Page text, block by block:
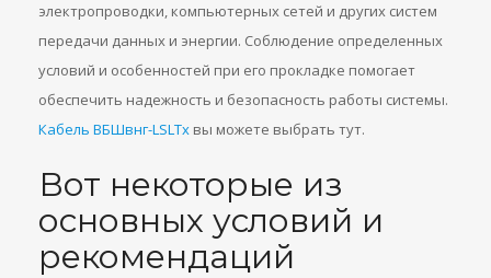
электропроводки, компьютерных сетей и других систем
передачи данных и энергии. Соблюдение определенных
условий и особенностей при его прокладке помогает
обеспечить надежность и безопасность работы системы.
Кабель ВБШвнг-LSLTx вы можете выбрать тут.
Вот некоторые из
основных условий и
рекомендаций